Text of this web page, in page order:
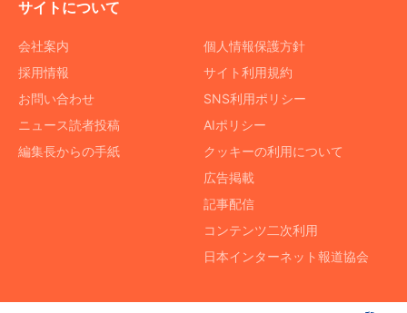
サイトについて
会社案内
採用情報
お問い合わせ
ニュース読者投稿
編集長からの手紙
個人情報保護方針
サイト利用規約
SNS利用ポリシー
AIポリシー
クッキーの利用について
広告掲載
記事配信
コンテンツ二次利用
日本インターネット報道協会